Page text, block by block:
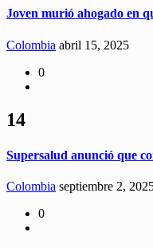
Joven murió ahogado en
Colombia abril 15, 2025
0
14
Supersalud anunció que
Colombia septiembre 2,
0